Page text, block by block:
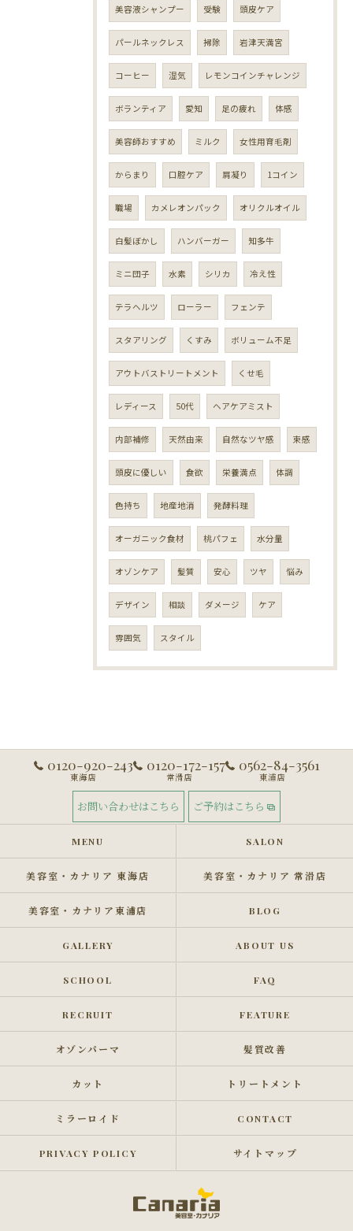
美容液シャンプー 受験 頭皮ケア
パールネックレス 掃除 岩津天満宮
コーヒー 湿気 レモンコインチャレンジ
ボランティア 愛知 足の疲れ 体感
美容師おすすめ ミルク 女性用育毛剤
からまり 口腔ケア 肩凝り 1コイン
職場 カメレオンパック オリクルオイル
白髪ぼかし ハンバーガー 知多牛
ミニ団子 水素 シリカ 冷え性
テラヘルツ ローラー フェンテ
スタアリング くすみ ボリューム不足
アウトバストリートメント くせ毛
レディース 50代 ヘアケアミスト
内部補修 天然由来 自然なツヤ感 束感
頭皮に優しい 食欲 栄養満点 体調
色持ち 地産地消 発酵料理
オーガニック食材 桃パフェ 水分量
オゾンケア 髪質 安心 ツヤ 悩み
デザイン 相談 ダメージ ケア
雰囲気 スタイル
0120-920-243
東海店
0120-172-157
常滑店
0562-84-3561
東浦店
お問い合わせはこちら ご予約はこちら
MENU SALON
美容室・カナリア 東海店 美容室・カナリア 常滑店
美容室・カナリア東浦店 BLOG
GALLERY ABOUT US
SCHOOL FAQ
RECRUIT FEATURE
オゾンパーマ 髪質改善
カット トリートメント
ミラーロイド CONTACT
PRIVACY POLICY サイトマップ